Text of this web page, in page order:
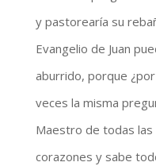
y pastorearía su
Evangelio de Juan
aburrido, porque
veces la misma
Maestro de todas las
corazones y sabe